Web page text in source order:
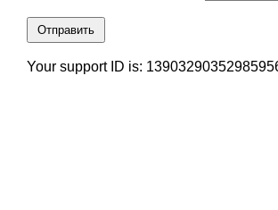
Отправить
Your support ID is: